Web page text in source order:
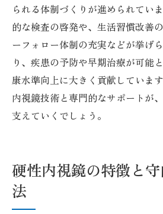
内視鏡検査後のアフター
コツ
アクセスしやすいクリニ
方
内視鏡検査の口コミ情報
ト
られる体制づくりが進められてい
的な検査の啓発や、生活習慣改善
ーフォロー体制の充実などが挙げ
り、疾患の予防や早期治療が可能
康水準向上に大きく貢献していま
内視鏡技術と専門的なサポートが
支えていくでしょう。
硬性内視鏡の特徴と
法